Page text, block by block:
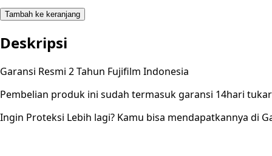
Tambah ke keranjang
Deskripsi
Garansi Resmi 2 Tahun Fujifilm Indonesia
Pembelian produk ini sudah termasuk garansi 14hari tukar
Ingin Proteksi Lebih lagi? Kamu bisa mendapatkannya di